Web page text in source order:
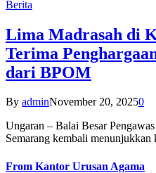
Berita
Lima Madrasah di
Terima
dari BPOM
By adminNovember 20, 20250
Ungaran – Balai Besar
Semarang kembali
From Kantor Urusan Agama